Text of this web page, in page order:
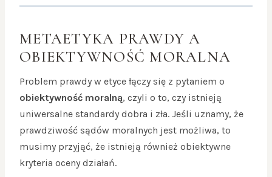
METAETYKA PRAWDY A
OBIEKTYWNOŚĆ MORALNA
Problem prawdy w etyce łączy się z pytaniem o
obiektywność moralną, czyli o to, czy istnieją
uniwersalne standardy dobra i zła. Jeśli uznamy, że
prawdziwość sądów moralnych jest możliwa, to
musimy przyjąć, że istnieją również obiektywne
kryteria oceny działań.